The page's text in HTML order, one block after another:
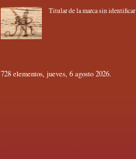
Titular de la marca sin identificar
728 elementos, jueves, 6 agosto 2026.